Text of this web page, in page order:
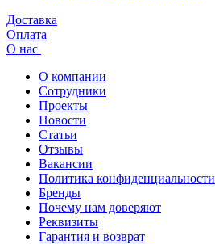
Доставка
Оплата
О нас
О компании
Сотрудники
Проекты
Новости
Статьи
Отзывы
Вакансии
Политика конфиденциальности
Бренды
Почему нам доверяют
Реквизиты
Гарантия и возврат